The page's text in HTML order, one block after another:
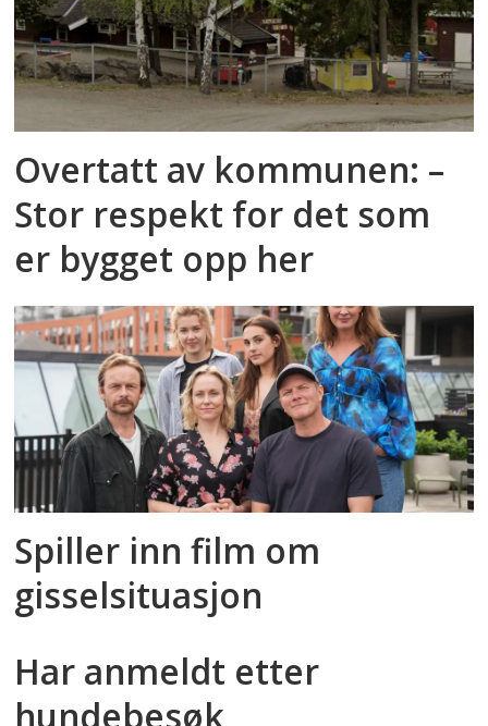
Overtatt av kommunen: –
Stor respekt for det som
er bygget opp her
Spiller inn film om
gisselsituasjon
Har anmeldt etter
hundebesøk